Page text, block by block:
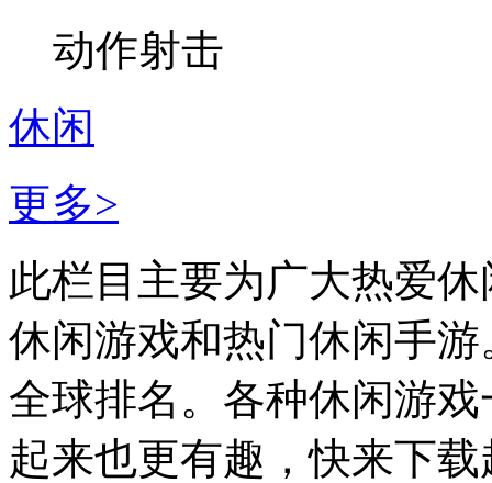
动作射击
休闲
更多>
此栏目主要为广大热爱
休闲游戏和热门休闲手
全球排名。各种休闲游
起来也更有趣，快来下